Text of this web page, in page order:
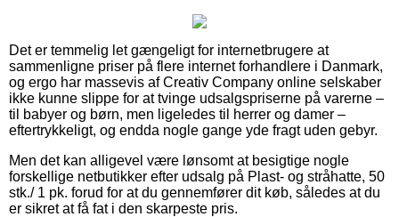
Det er temmelig let gængeligt for internetbrugere at
sammenligne priser på flere internet forhandlere i Danmark,
og ergo har massevis af Creativ Company online selskaber
ikke kunne slippe for at tvinge udsalgspriserne på varerne –
til babyer og børn, men ligeledes til herrer og damer –
eftertrykkeligt, og endda nogle gange yde fragt uden gebyr.
Men det kan alligevel være lønsomt at besigtige nogle
forskellige netbutikker efter udsalg på Plast- og stråhatte, 50
stk./ 1 pk. forud for at du gennemfører dit køb, således at du
er sikret at få fat i den skarpeste pris.